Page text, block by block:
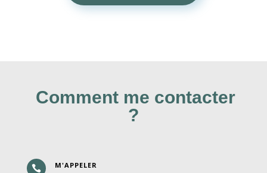
Comment me contacter
?
 M'APPELER